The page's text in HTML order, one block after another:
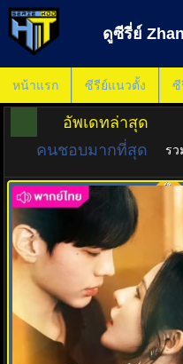
ดูซีรี่ย์
หน้าแรก ซีรีย์แนวตั้ง ซี
อัพเดทล่าสุด
คนชอบมากที่สุด
รว
8.0 พาก